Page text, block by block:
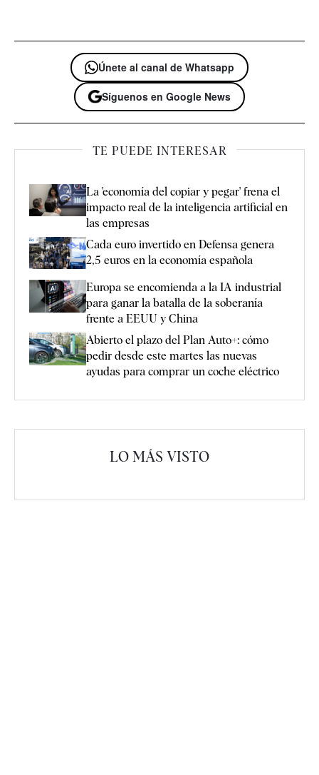
Únete al canal de Whatsapp
Síguenos en Google News
TE PUEDE INTERESAR
La 'economía del copiar y pegar' frena el
impacto real de la inteligencia artificial en
las empresas
Cada euro invertido en Defensa genera
2,5 euros en la economía española
Europa se encomienda a la IA industrial
para ganar la batalla de la soberanía
frente a EEUU y China
Abierto el plazo del Plan Auto+: cómo
pedir desde este martes las nuevas
ayudas para comprar un coche eléctrico
LO MÁS VISTO